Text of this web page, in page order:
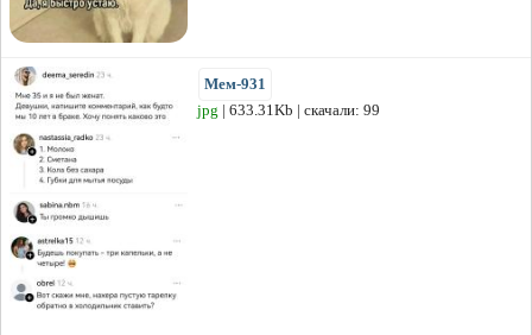
Мем-931
jpg | 633.31Kb | скачали: 99